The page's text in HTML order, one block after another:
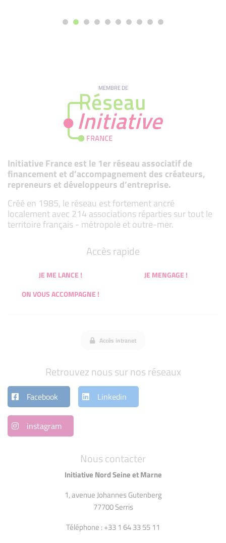
MEMBRE DE
Initiative France est le 1er réseau associatif de
financement et d’accompagnement des créateurs,
repreneurs et développeurs d’entreprise.
Créé en 1985, le réseau est fortement ancré
localement avec 214 associations réparties sur tout le
territoire français - métropole et outre-mer.
Nous contacter
Initiative Nord Seine et Marne
1, avenue Johannes Gutenberg
77700 Serris
Téléphone : +33 1 64 33 55 11
Accès rapide
JE ME LANCE !
JE MENGAGE !
ON VOUS ACCOMPAGNE !
Accès intranet
Retrouvez nous sur nos réseaux
Facebook Linkedin
instagram